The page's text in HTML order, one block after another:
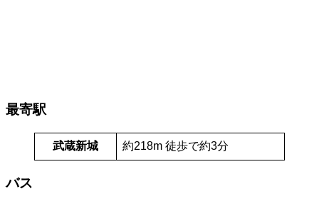
最寄駅
武蔵新城 約218m 徒歩で約3分
バス